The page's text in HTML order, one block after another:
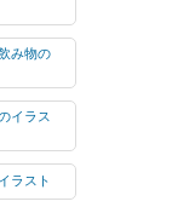
み物の
イラス
ラスト